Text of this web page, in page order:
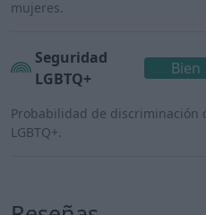
mujeres.
Seguridad
LGBTQ+
Bien
Probabilidad de discriminación
LGBTQ+.